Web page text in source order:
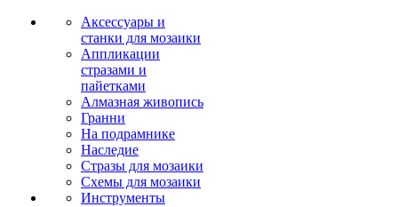
Аксессуары и
станки для мозаики
Аппликации
стразами и
пайетками
Алмазная живопись
Гранни
На подрамнике
Наследие
Стразы для мозаики
Схемы для мозаики
Инструменты